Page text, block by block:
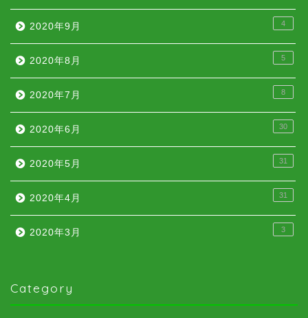
2020年9月 4
2020年8月 5
2020年7月 8
2020年6月 30
2020年5月 31
2020年4月 31
2020年3月 3
Category